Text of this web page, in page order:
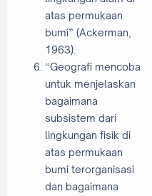
atas permukaan
bumi” (Ackerman,
1963).
“Geografi mencoba
untuk menjelaskan
bagaimana
subsistem dari
lingkungan fisik di
atas permukaan
bumi terorganisasi
dan bagaimana